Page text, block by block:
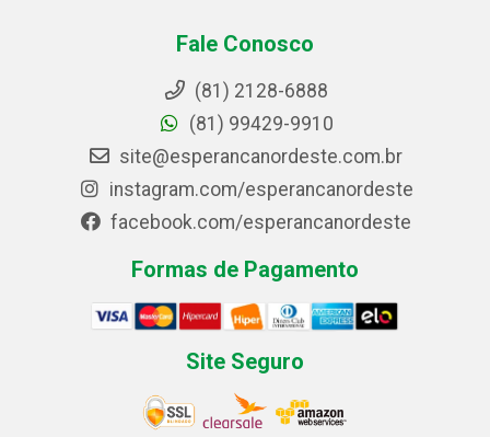
Fale Conosco
(81) 2128-6888
(81) 99429-9910
site@esperancanordeste.com.br
instagram.com/esperancanordeste
facebook.com/esperancanordeste
Formas de Pagamento
Site Seguro